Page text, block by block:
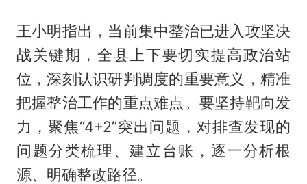
王小明指出，当前集中整治已进入攻坚决
战关键期，全县上下要切实提高政治站
位，深刻认识研判调度的重要意义，精准
把握整治工作的重点难点。要坚持靶向发
力，聚焦“4+2”突出问题，对排查发现的
问题分类梳理、建立台账，逐一分析根
源、明确整改路径。